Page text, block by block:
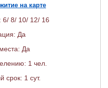
на карте
6/ 8/ 10/ 12/ 16
Да
Да
1 чел.
срок: 1 сут.